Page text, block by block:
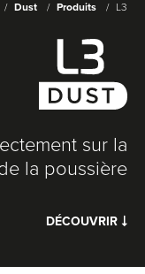
Dust Produits L3
sur la
la poussière
DÉCOUVRIR